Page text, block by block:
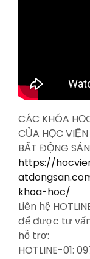
CÁC KHÓA
CỦA HỌC VIỆN
BẤT ĐỘNG
https://
khoa-hoc/
Liên hệ
để được tư
hỗ trợ:
HOTLINE-01: